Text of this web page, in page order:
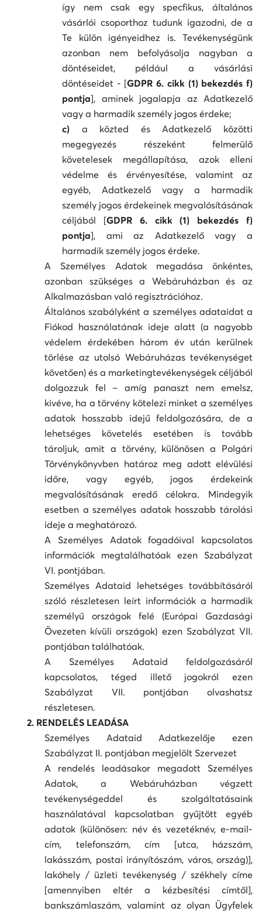
így nem csak egy specfikus, általános
vásárlói csoporthoz tudunk igazodni, de a
Te külön igényeidhez is. Tevékenységünk
azonban nem befolyásolja nagyban a
döntéseidet, például a vásárlási
döntéseidet - [GDPR 6. cikk (1) bekezdés f)
pontja], aminek jogalapja az Adatkezelő
vagy a harmadik személy jogos érdeke;
c) a közted és Adatkezelő közötti
megegyezés részeként felmerülő
követelesek megállapítása, azok elleni
védelme és érvényesítése, valamint az
egyéb, Adatkezelő vagy a harmadik
személy jogos érdekeinek megvalósításának
céljából [GDPR 6. cikk (1) bekezdés f)
pontja], ami az Adatkezelő vagy a
harmadik személy jogos érdeke.
A Személyes Adatok megadása önkéntes,
azonban szükséges a Webáruházban és az
Alkalmazásban való regisztrációhoz.
Általános szabályként a személyes adataidat a
Fiókod használatának ideje alatt (a nagyobb
védelem érdekében három év után kerülnek
törlése az utolsó Webáruházas tevékenységet
követően) és a marketingtevékenységek céljából
dolgozzuk fel – amíg panaszt nem emelsz,
kivéve, ha a törvény kötelezi minket a személyes
adatok hosszabb idejű feldolgozására, de a
lehetséges követelés esetében is tovább
tároljuk, amit a törvény, különösen a Polgári
Törvénykönyvben határoz meg adott elévülési
időre, vagy egyéb, jogos érdekeink
megvalósításának eredő célokra. Mindegyik
esetben a személyes adatok hosszabb tárolási
ideje a meghatározó.
A Személyes Adatok fogadóival kapcsolatos
információk megtalálhatóak ezen Szabályzat
VI. pontjában.
Személyes Adataid lehetséges továbbításáról
szóló részletesen leírt információk a harmadik
személyű országok felé (Európai Gazdasági
Övezeten kívüli országok) ezen Szabályzat VII.
pontjában találhatóak.
A Személyes Adataid feldolgozásáról
kapcsolatos, téged illető jogokról ezen
Szabályzat VII. pontjában olvashatsz
részletesen.
2. RENDELÉS LEADÁSA
Személyes Adataid Adatkezelője ezen
Szabályzat II. pontjában megjelölt Szervezet
A rendelés leadásakor megadott Személyes
Adatok, a Webáruházban végzett
tevékenységeddel és szolgáltatásaink
használatával kapcsolatban gyűjtött egyéb
adatok (különösen: név és vezetéknév, e-mail-
cím, telefonszám, cím [utca, házszám,
lakásszám, postai irányítószám, város, ország)],
lakóhely / üzleti tevékenység / székhely címe
[amennyiben eltér a kézbesítési címtől],
bankszámlaszám, valamint az olyan Ügyfelek